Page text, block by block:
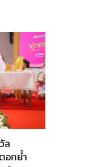
ล
อกย้ำ